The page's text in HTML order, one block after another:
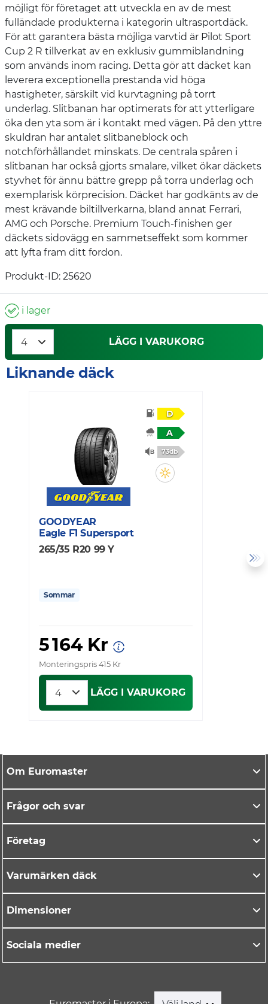
möjligt för företaget att utveckla en av de mest
fulländade produkterna i kategorin ultrasportdäck.
För att garantera bästa möjliga varvtid är Pilot Sport
Cup 2 R tillverkat av en exklusiv gummiblandning
som används inom racing. Detta gör att däcket kan
leverera exceptionella prestanda vid höga
hastigheter, särskilt vid kurvtagning på torrt
underlag. Slitbanan har optimerats för att ytterligare
öka den yta som är i kontakt med vägen. På den yttre
skuldran har antalet slitbaneblock och
notchförhållandet minskats. De centrala spåren i
slitbanan har också gjorts smalare, vilket ökar däckets
styvhet för ännu bättre grepp på torra underlag och
exemplarisk körprecision. Däcket har godkänts av de
mest krävande biltillverkarna, bland annat Ferrari,
AMG och Porsche. Premium Touch-finishen ger
däckets sidovägg en sammetseffekt som kommer
att lyfta fram ditt fordon.
Produkt-ID: 25620
i lager
LÄGG I VARUKORG
Liknande däck
D
A
73db
GOODYEAR
Eagle F1 Supersport
265/35 R20 99 Y
Sommar
5 164 Kr
Monteringspris 415 Kr
LÄGG I VARUKORG
Om Euromaster
Frågor och svar
Företag
Varumärken däck
Dimensioner
Sociala medier